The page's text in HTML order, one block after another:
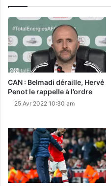
CAN : Belmadi déraille, Hervé
Penot le rappelle à l’ordre
25 Avr 2022 10:30 am